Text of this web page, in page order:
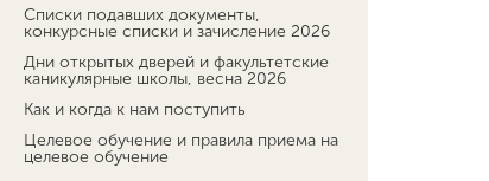
Списки подавших документы,
конкурсные списки и зачисление 2026
Дни открытых дверей и факультетские
каникулярные школы, весна 2026
Как и когда к нам поступить
Целевое обучение и правила приема на
целевое обучение